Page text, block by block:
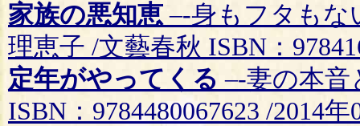
家族の悪知恵 –-身もフタも
理恵子 /文藝春秋 ISBN：
定年がやってくる –-妻の本
ISBN：9784480067623 /2014年